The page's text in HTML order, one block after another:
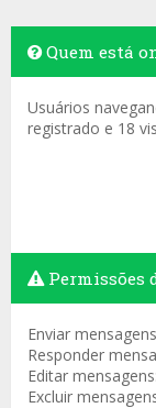
Quem está
Usuários
registrado e 18
Permissões
Enviar
Responder
Editar mensagens:
Excluir